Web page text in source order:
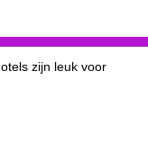
zijn leuk voor